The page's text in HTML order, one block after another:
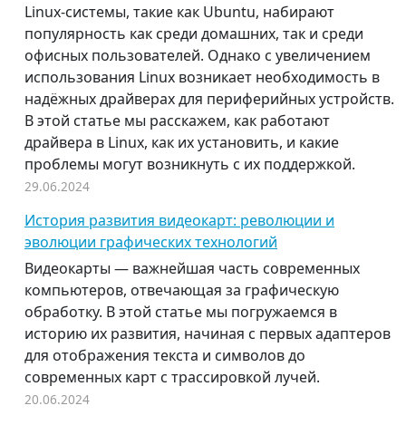
Linux-системы, такие как Ubuntu, набирают
популярность как среди домашних, так и среди
офисных пользователей. Однако с увеличением
использования Linux возникает необходимость в
надёжных драйверах для периферийных устройств.
В этой статье мы расскажем, как работают
драйвера в Linux, как их установить, и какие
проблемы могут возникнуть с их поддержкой.
29.06.2024
История развития видеокарт: революции и
эволюции графических технологий
Видеокарты — важнейшая часть современных
компьютеров, отвечающая за графическую
обработку. В этой статье мы погружаемся в
историю их развития, начиная с первых адаптеров
для отображения текста и символов до
современных карт с трассировкой лучей.
20.06.2024